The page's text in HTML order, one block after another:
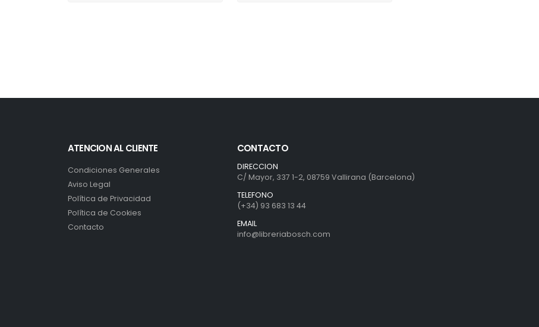
ATENCION AL CLIENTE
Condiciones Generales
Aviso Legal
Política de Privacidad
Política de Cookies
Contacto
CONTACTO
DIRECCION
C/ Mayor, 337 1-2, 08759 Vallirana (Barcelona)
TELEFONO
(+34) 93 683 13 44
EMAIL
info@libreriabosch.com